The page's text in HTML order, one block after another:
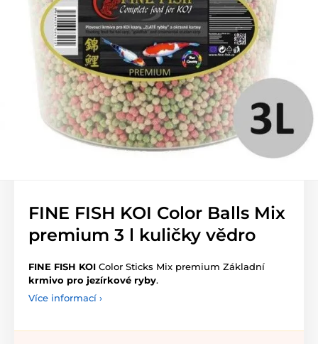
FINE FISH KOI Color Balls Mix
premium 3 l kuličky vědro
FINE FISH KOI Color Sticks Mix premium Základní
krmivo pro jezírkové ryby.
Více informací ›